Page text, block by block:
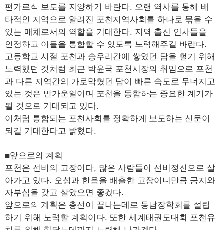
편가르식 보도를 지양하기 바란다. 오랜 역사를 통해 배
타적인 지역으로 알려진 포천지역사회를 하나로 묶을 수
있는 매체로서의 역할을 기대한다. 지역 출신 인사들을
인정하고 이들을 통합할 수 있도록 노력해주길 바란다.
고등학교 시절 포천과 송우리간에 쌓였던 담을 헐기 위해
노력했던 것처럼 최근 박윤국 포천시장의 취임으로 포천
과 다른 지역간의 가로막혔던 담이 빠른 속도로 무너지고
있는 것은 반가운일이며 포천을 통합하는 중요한 계기가
될 것으로 기대되고 있다.
이처럼 통합되는 포천사회를 정확하게 보도하는 신문이
되길 기대한다고 밝혔다.
■앞으로의 계획
포천은 선비의 고장이다, 많은 사람들이 선비정신으로 살
아가고 있다. 오성과 한음을 배출한 고장이니만큼 긍지와
자부심을 갖고 살았으면 좋겠다.
앞으로의 계획은 총선이 끝나는데로 동남장학회를 설립
하기 위해 노력할 계획이다. 또한 세계태권도대회 포천유